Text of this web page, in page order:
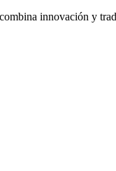
innovación y